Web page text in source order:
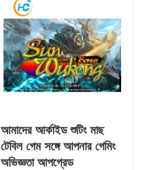
আমাদের আর্কাইড শুটিং মাছ
টেবিল গেম সঙ্গে আপনার গেমিং
অভিজ্ঞতা আপগ্রেড